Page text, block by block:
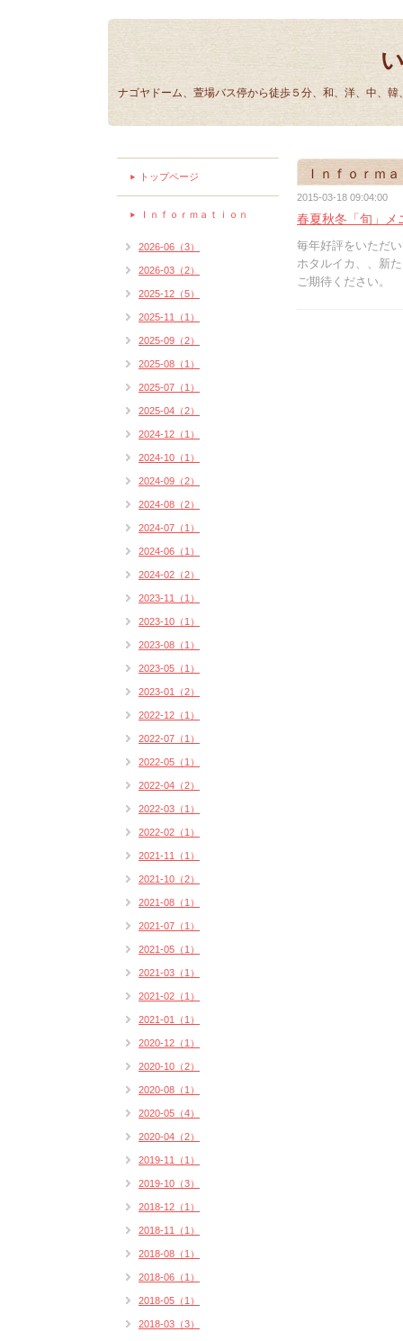
ナゴヤドーム、萱場バス停から徒歩５分、和、洋、中、
Ｉｎｆｏｒｍ
2015-03-18 09:04:00
春夏秋冬「旬」メ
毎年好評をいただ
ホタルイカ、、新
ご期待ください。
トップページ
Ｉｎｆｏｒｍａｔｉｏｎ
2026-06（3）
2026-03（2）
2025-12（5）
2025-11（1）
2025-09（2）
2025-08（1）
2025-07（1）
2025-04（2）
2024-12（1）
2024-10（1）
2024-09（2）
2024-08（2）
2024-07（1）
2024-06（1）
2024-02（2）
2023-11（1）
2023-10（1）
2023-08（1）
2023-05（1）
2023-01（2）
2022-12（1）
2022-07（1）
2022-05（1）
2022-04（2）
2022-03（1）
2022-02（1）
2021-11（1）
2021-10（2）
2021-08（1）
2021-07（1）
2021-05（1）
2021-03（1）
2021-02（1）
2021-01（1）
2020-12（1）
2020-10（2）
2020-08（1）
2020-05（4）
2020-04（2）
2019-11（1）
2019-10（3）
2018-12（1）
2018-11（1）
2018-08（1）
2018-06（1）
2018-05（1）
2018-03（3）